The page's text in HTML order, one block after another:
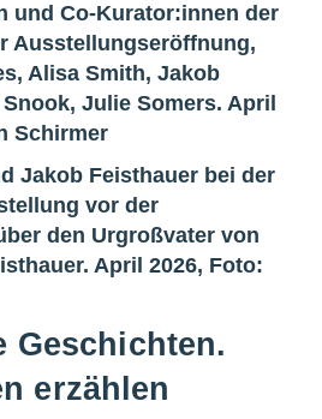
Geschichten.
erzählen